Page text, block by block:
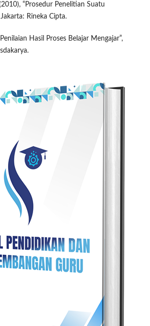
“Prosedur Penelitian Suatu
Rineka Cipta.
Hasil Proses Belajar Mengajar”,